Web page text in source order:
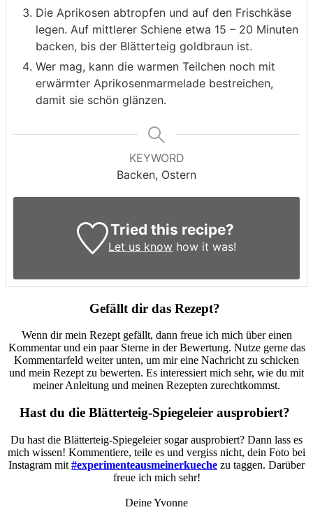
Die Aprikosen abtropfen und auf den Frischkäse
legen. Auf mittlerer Schiene etwa 15 – 20 Minuten
backen, bis der Blätterteig goldbraun ist.
Wer mag, kann die warmen Teilchen noch mit
erwärmter Aprikosenmarmelade bestreichen,
damit sie schön glänzen.
KEYWORD
Backen, Ostern
Tried this recipe?
Let us know how it was!
Gefällt dir das Rezept?
Wenn dir mein Rezept gefällt, dann freue ich mich über einen
Kommentar und ein paar Sterne in der Bewertung. Nutze gerne das
Kommentarfeld weiter unten, um mir eine Nachricht zu schicken
und mein Rezept zu bewerten. Es interessiert mich sehr, wie du mit
meiner Anleitung und meinen Rezepten zurechtkommst.
Hast du die Blätterteig-Spiegeleier ausprobiert?
Du hast die Blätterteig-Spiegeleier sogar ausprobiert? Dann lass es
mich wissen! Kommentiere, teile es und vergiss nicht, dein Foto bei
Instagram mit #experimenteausmeinerkueche zu taggen. Darüber
freue ich mich sehr!
Deine Yvonne